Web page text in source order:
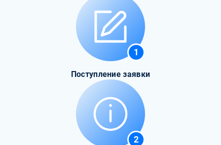
1
Поступление заявки
2